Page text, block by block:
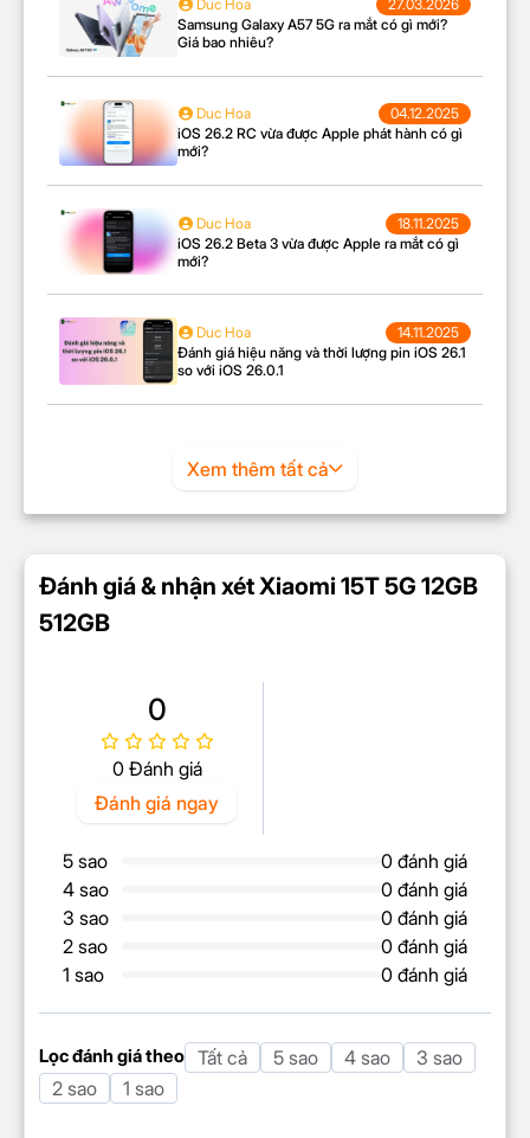
FullHD 1080p@120fps
4K 2160p@60fps
PIN & SẠC
Tiết kiệm pin
Sạc pin nhanh
Dung lượng pin
5500 mAh
đa
67 W
Cổng sạc
Mạng di động
Hỗ trợ 5G
Wifi
Wi-Fi hotspot
Dual-band (2.4 GHz/5 GHz)
Bluetooth
Định vị GPS
GLONASS
Duc Hoa
27.03.2026
Samsung Galaxy A57 5G ra mắt có gì mới?
Giá bao nhiêu?
Duc Hoa
04.12.2025
iOS 26.2 RC vừa được Apple phát hành có gì
mới?
Duc Hoa
18.11.2025
iOS 26.2 Beta 3 vừa được Apple ra mắt có gì
mới?
Duc Hoa
14.11.2025
Đánh giá hiệu năng và thời lượng pin iOS 26.1
so với iOS 26.0.1
Xem thêm tất cả
Đánh giá & nhận xét Xiaomi 15T 5G 12GB
512GB
0
0 Đánh giá
Đánh giá ngay
5 sao
0 đánh giá
4 sao
0 đánh giá
3 sao
0 đánh giá
2 sao
0 đánh giá
1 sao
0 đánh giá
Lọc đánh giá theo Tất cả 5 sao 4 sao
3 sao
2 sao
1 sao